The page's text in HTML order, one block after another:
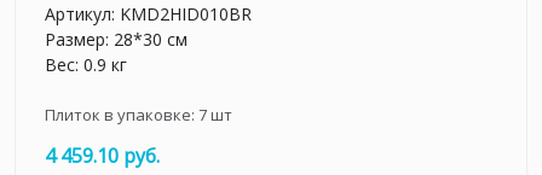
Артикул: KMD2HID010BR
Размер: 28*30 см
Вес: 0.9 кг
Плиток в упаковке: 7шт
4 459.10 руб.